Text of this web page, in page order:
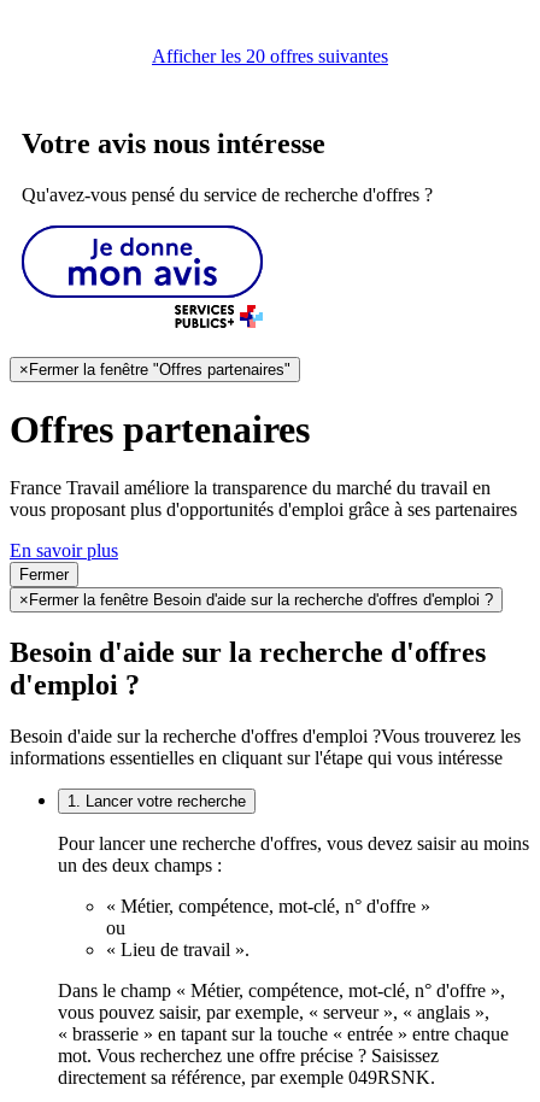
Afficher les 20 offres suivantes
Votre avis nous intéresse
Qu'avez-vous pensé du service de recherche d'offres ?
×Fermer la fenêtre "Offres partenaires"
Offres partenaires
France Travail améliore la transparence du marché du travail en
vous proposant plus d'opportunités d'emploi grâce à ses partenaires
En savoir plus
Fermer
× Fermer la fenêtre Besoin d'aide sur la recherche d'offres d'emploi ?
Besoin d'aide sur la recherche d'offres
d'emploi ?
Besoin d'aide sur la recherche d'offres d'emploi ?Vous trouverez les
informations essentielles en cliquant sur l'étape qui vous intéresse
1. Lancer votre recherche
Pour lancer une recherche d'offres, vous devez saisir au moins
un des deux champs :
« Métier, compétence, mot-clé, n° d'offre »
ou
« Lieu de travail ».
Dans le champ « Métier, compétence, mot-clé, n° d'offre »,
vous pouvez saisir, par exemple, « serveur », « anglais »,
« brasserie » en tapant sur la touche « entrée » entre chaque
mot. Vous recherchez une offre précise ? Saisissez
directement sa référence, par exemple 049RSNK.